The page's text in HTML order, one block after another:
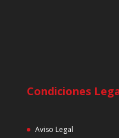
Condiciones
Aviso Legal